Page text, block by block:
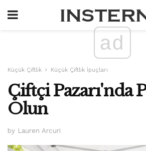
ad
Küçük Çiftlik Küçük Çiftlik İpuçları
Çiftçi Pazarı'nda
Olun
by Lauren Arcuri